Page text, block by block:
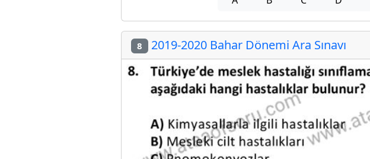
8 2019-2020 Bahar Dönemi Ara Sınavı